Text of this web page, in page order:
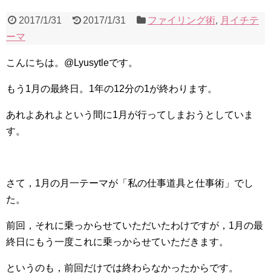
2017/1/31 2017/1/31 ファイリング術, 月イチテ
ーマ
こんにちは。@Lyusytleです。
もう1月の最終日。1年の12分の1が終わります。
あれよあれよという間に1月が行ってしまおうとしていま
す。
さて，1月の月一テーマが「私の仕事道具と仕事術」でし
た。
前回，それに乗っからせていただいたわけですが，1月の最
終日にもう一度これに乗っからせていただきます。
というのも，前回だけでは終わらなかったからです。